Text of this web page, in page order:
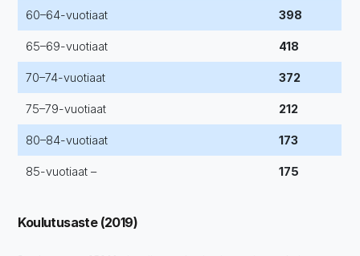
60–64-vuotiaat 398
65–69-vuotiaat 418
70–74-vuotiaat 372
75–79-vuotiaat 212
80–84-vuotiaat 173
85-vuotiaat – 175
Koulutusaste (2019)